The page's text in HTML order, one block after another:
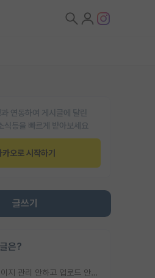
연동하여 게시글에 달린
식등을 빠르게 받아보세요
카오로 시작하기
글쓰기
은?
그냥 랩실 홈페이지 관리 안하고 업로드 안한거 아님?